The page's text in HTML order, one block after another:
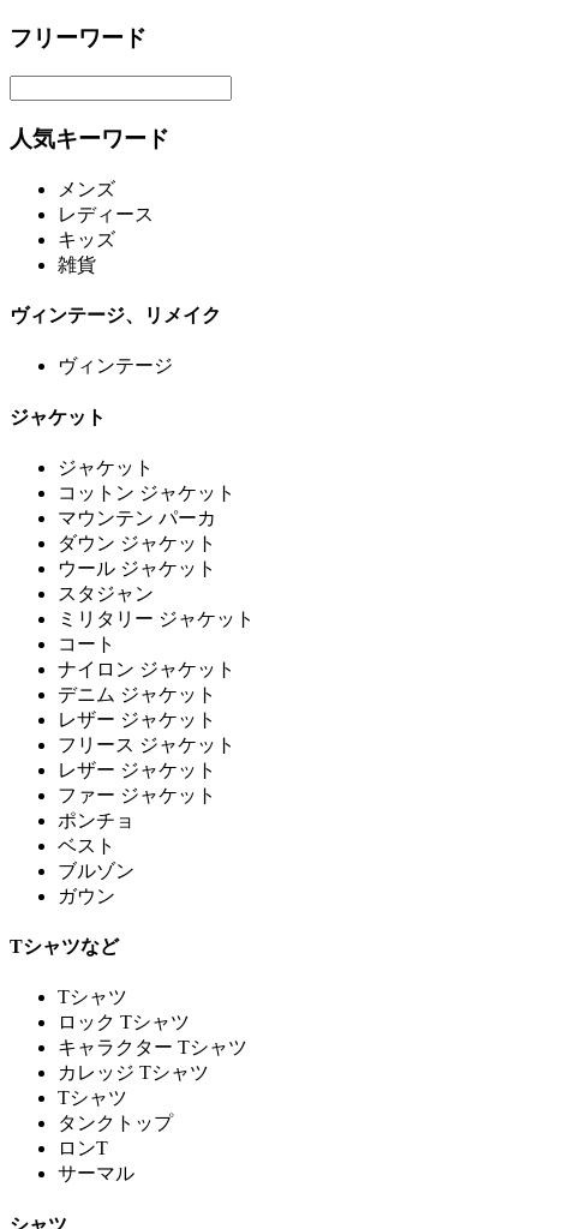
フリーワード
人気キーワード
メンズ
レディース
キッズ
雑貨
ヴィンテージ、リメイク
ヴィンテージ
ジャケット
ジャケット
コットン ジャケット
マウンテン パーカ
ダウン ジャケット
ウール ジャケット
スタジャン
ミリタリー ジャケット
コート
ナイロン ジャケット
デニム ジャケット
レザー ジャケット
フリース ジャケット
レザー ジャケット
ファー ジャケット
ポンチョ
ベスト
ブルゾン
ガウン
Tシャツなど
Tシャツ
ロック Tシャツ
キャラクター Tシャツ
カレッジ Tシャツ
Tシャツ
タンクトップ
ロンT
サーマル
シャツ